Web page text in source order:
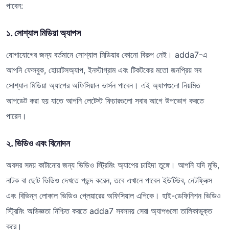
পাবেন:
১. সোশ্যাল মিডিয়া অ্যাপস
যোগাযোগের জন্য বর্তমানে সোশ্যাল মিডিয়ার কোনো বিকল্প নেই। adda7-এ
আপনি ফেসবুক, হোয়াটসঅ্যাপ, ইনস্টাগ্রাম এবং টিকটকের মতো জনপ্রিয় সব
সোশ্যাল মিডিয়া অ্যাপের অফিসিয়াল ভার্সন পাবেন। এই অ্যাপগুলো নিয়মিত
আপডেট করা হয় যাতে আপনি লেটেস্ট ফিচারগুলো সবার আগে উপভোগ করতে
পারেন।
২. ভিডিও এবং বিনোদন
অবসর সময় কাটানোর জন্য ভিডিও স্ট্রিমিং অ্যাপের চাহিদা তুঙ্গে। আপনি যদি মুভি,
নাটক বা ছোট ভিডিও দেখতে পছন্দ করেন, তবে এখানে পাবেন ইউটিউব, নেটফ্লিক্স
এবং বিভিন্ন লোকাল ভিডিও প্লেয়ারের অফিসিয়াল এপিকে। হাই-ডেফিনিশন ভিডিও
স্ট্রিমিং অভিজ্ঞতা নিশ্চিত করতে adda7 সবসময় সেরা অ্যাপগুলো তালিকাভুক্ত
করে।